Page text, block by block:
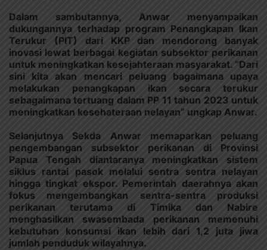
Dalam sambutannya, Anwar menyampaikan
dukungannya terhadap program Penangkapan Ikan
Terukur (PIT) dari KKP dan mendorong banyak
inovasi lewat berbagai kegiatan subsektor perikanan
untuk meningkatkan kesejahteraan masyarakat. ”Dari
sini kita akan mencari peluang bagaimana upaya
melakukan penangkapan ikan secara terukur
sebagaimana tertuang dalam PP 11 tahun 2023 untuk
meningkatkan kesehateraan nelayan” ungkap Anwar.
Selanjutnya Sekda Anwar memaparkan peluang
pengembangan subsektor perikanan di Provinsi
Papua Tengah diantaranya meningkatkan sistem
siklus rantai pasok melalui sentra sentra nelayan
hingga tingkat ekspor. Pemerintah daerahnya akan
fokus mengembangkan sentra-sentra produksi
perikanan terutama di Timika dan Nabire
menghasilkan swasembada perikanan memenuhi
kebutuhan konsumsi ikan lebih dari 1,2 juta jiwa
jumlah penduduk wilayahnya.